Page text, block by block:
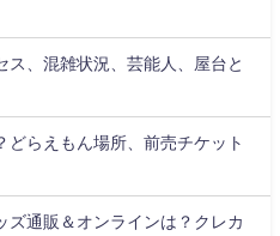
ス、混雑状況、芸能人、屋台と
らえもん場所、前売チケット
ズ通販＆オンラインは？クレカ